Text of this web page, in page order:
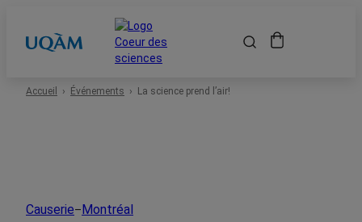
Accueil
Accueil Événements La science prend l’air!
Causerie–Montréal